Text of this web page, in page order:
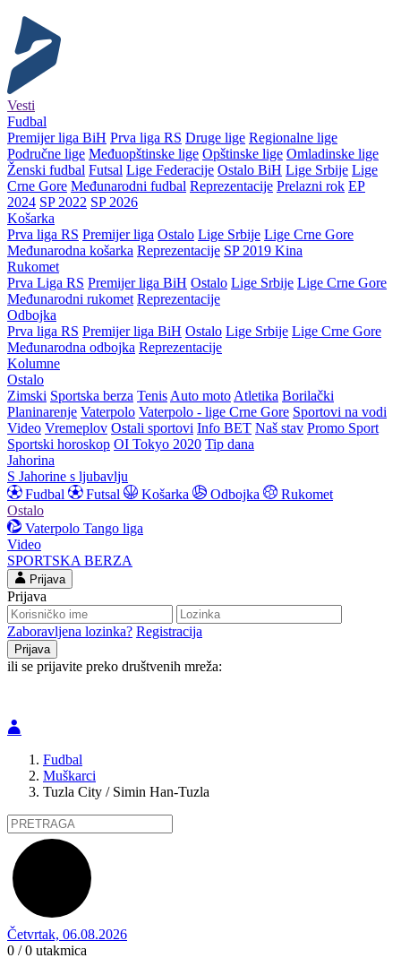
Vesti
Fudbal
Premijer liga BiH Prva liga RS Druge lige Regionalne lige
Područne lige Međuopštinske lige Opštinske lige Omladinske lige
Ženski fudbal Futsal Lige Federacije Ostalo BiH Lige Srbije Lige
Crne Gore Međunarodni fudbal Reprezentacije Prelazni rok EP
2024 SP 2022 SP 2026
Košarka
Prva liga RS Premijer liga Ostalo Lige Srbije Lige Crne Gore
Međunarodna košarka Reprezentacije SP 2019 Kina
Rukomet
Prva Liga RS Premijer liga BiH Ostalo Lige Srbije Lige Crne Gore
Međunarodni rukomet Reprezentacije
Odbojka
Prva liga RS Premijer liga BiH Ostalo Lige Srbije Lige Crne Gore
Međunarodna odbojka Reprezentacije
Kolumne
Ostalo
Zimski Sportska berza Tenis Auto moto Atletika Borilački
Planinarenje Vaterpolo Vaterpolo - lige Crne Gore Sportovi na vodi
Video Vremeplov Ostali sportovi Info BET Naš stav Promo Sport
Sportski horoskop OI Tokyo 2020 Tip dana
Jahorina
S Jahorine s ljubavlju
Fudbal
Futsal Košarka Odbojka
Rukomet
Ostalo
Vaterpolo Tango liga
Video
SPORTSKA BERZA
Prijava
Prijava
Zaboravljena lozinka? Registracija
ili se prijavite preko društvenih mreža:
Fudbal
Muškarci
Tuzla City / Simin Han-Tuzla
Četvrtak, 06.08.2026
0 / 0 utakmica